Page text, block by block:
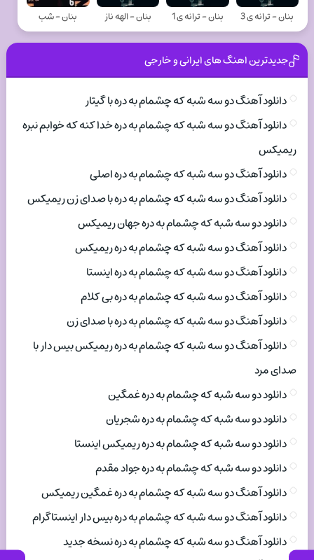
بنان - ترانه ی 3 بنان - ترانه ی 1 بنان - الهه ناز بنان - شب
جدیدترین اهنگ های ایرانی و خارجی
دانلود آهنگ دو سه شبه که چشمام به دره با گیتار
دانلود آهنگ دو سه شبه که چشمام به دره خدا کنه که خوابم نبره
ریمیکس
دانلود آهنگ دو سه شبه که چشمام به دره اصلی
دانلود آهنگ دو سه شبه که چشمام به دره با صدای زن ریمیکس
دانلود دو سه شبه که چشمام به دره جهان ریمیکس
دانلود آهنگ دو سه شبه که چشمام به دره ریمیکس
دانلود آهنگ دو سه شبه که چشمام به دره اینستا
دانلود آهنگ دو سه شبه که چشمام به دره بی کلام
دانلود آهنگ دو سه شبه که چشمام به دره با صدای زن
دانلود آهنگ دو سه شبه که چشمام به دره ریمیکس بیس دار با
صدای مرد
دانلود دو سه شبه که چشمام به دره غمگین
دانلود دو سه شبه که چشمام به دره شجریان
دانلود دو سه شبه که چشمام به دره ریمیکس اینستا
دانلود دو سه شبه که چشمام به دره جواد مقدم
دانلود آهنگ دو سه شبه که چشمام به دره غمگین ریمیکس
دانلود آهنگ دو سه شبه که چشمام به دره بیس دار اینستاگرام
دانلود آهنگ دو سه شبه که چشمام به دره نسخه جدید